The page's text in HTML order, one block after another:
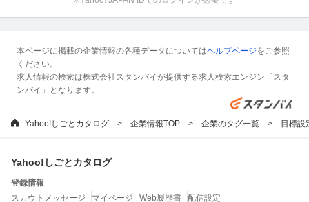
本ページに掲載の企業情報の各種データについてはヘルプページをご参照
ください。
求人情報の検索は株式会社スタンバイが提供する求人検索エンジン「スタ
ンバイ」となります。
Yahoo!しごとカタログ 企業情報TOP 企業のタグ一覧 目標設
Yahoo!しごとカタログ
登録情報
スカウトメッセージ
マイページ Web履歴書 配信設定